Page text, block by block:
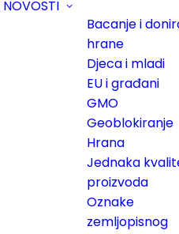
NOVOSTI
Bacanje i
hrane
Djeca i mladi
EU i građani
GMO
Geoblokiranje
Hrana
Jednaka
proizvoda
Oznake
zemljopisnog